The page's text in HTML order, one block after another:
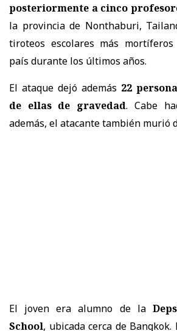
posteriormente a cinco
la provincia de Nonthaburi,
tiroteos escolares más
país durante los últimos años.
El ataque dejó además 22
de ellas de gravedad. Cabe
además, el atacante también murió
El joven era alumno de la
School, ubicada cerca de Bangkok.